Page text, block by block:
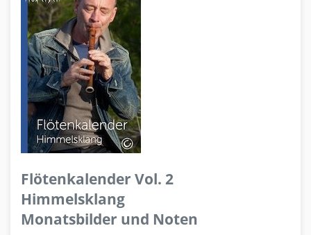
Flötenkalender Vol. 2
Himmelsklang
Monatsbilder und Noten